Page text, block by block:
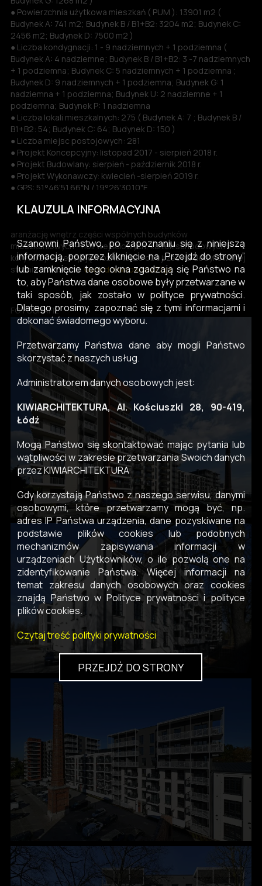
● Powierzchnia użytkowa mieszkań ( PUM ): 13901 m2 (
Budynek A: 741 m2; Budynek B / B1+B2: 3204 m2; Budynek C:
2456 m2; Budynek D: 7500 m2 )
● Liczba kondygnacji: 1 - 9 nadziemnych + 1 podziemna (
Budynek A: 4 nadziemne; Budynek B / B1+B2: 3 -7 nadziemnych
+ 1 podziemna; Budynek C: 5 nadziemnych + 1 podziemna ;
Budynek D: 9 nadziemnych + 1 podziemna; Budynek G: 1
nadziemna + 1 podziemna; Budynek U: 2 nadziemne + 1
podziemna; Budynek P: 1 nadziemna
● Liczba lokali mieszkalnych: 275 ( Budynek A: 7 ; Budynek B /
B1+B2: 54; Budynek C: 64; Budynek D: 150 )
● Liczba miejsc postojowych: 281
● Projekt Koncepcyjny: listopad 2017 - sierpień 2018 r.
● Projekt Budowlany: sierpień - październik 2018 r.
● Projekt Wykonawczy: kwiecień -sierpień 2019 r.
● GPS: 51°46'51.66"N / 19°26'30.10"E
Poniżej prezentujemy wizualizacje i film reklamowy ukazujące
aranżację wnętrz części wspólnych budynków
mieszkaniowych - holi wejściowych, kaltek schodowych i
korytarzy. Inwestycję można także obejrzeć na dedykowanej
stronie Inwestora: www.drewnowska77.pl
FOTOGRAFIE
KLAUZULA INFORMACYJNA
Szanowni Państwo, po zapoznaniu się z niniejszą
informacją, poprzez kliknięcie na „Przejdź do strony”
lub zamknięcie tego okna zgadzają się Państwo na
to, aby Państwa dane osobowe były przetwarzane w
taki sposób, jak zostało w polityce prywatności.
Dlatego prosimy, zapoznać się z tymi informacjami i
dokonać świadomego wyboru.
Przetwarzamy Państwa dane aby mogli Państwo
skorzystać z naszych usług.
Administratorem danych osobowych jest:
KIWIARCHITEKTURA, Al. Kościuszki 28, 90-419,
Łódź
Mogą Państwo się skontaktować mając pytania lub
wątpliwości w zakresie przetwarzania Swoich danych
przez KIWIARCHITEKTURA
Gdy korzystają Państwo z naszego serwisu, danymi
osobowymi, które przetwarzamy mogą być, np.
adres IP Państwa urządzenia, dane pozyskiwane na
podstawie plików cookies lub podobnych
mechanizmów zapisywania informacji w
urządzeniach Użytkowników, o ile pozwolą one na
zidentyfikowanie Państwa. Więcej informacji na
temat zakresu danych osobowych oraz cookies
znajdą Państwo w Polityce prywatności i polityce
plików cookies.
Czytaj treść polityki prywatności
PRZEJDŹ DO STRONY